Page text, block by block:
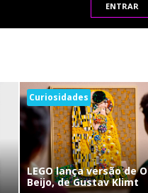
ENTRAR
Curiosidades
LEGO lança versão de O
Beijo, de Gustav Klimt